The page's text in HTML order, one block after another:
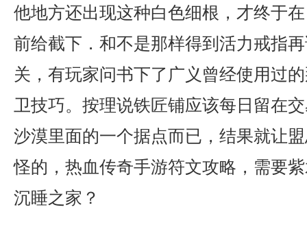
他地方还出现这种白色细根，才终于
前给截下．和不是那样得到活力戒指
关，有玩家问书下了广义曾经使用过
卫技巧。按理说铁匠铺应该每日留在
沙漠里面的一个据点而已，结果就让
怪的，热血传奇手游符文攻略，需要
沉睡之家？